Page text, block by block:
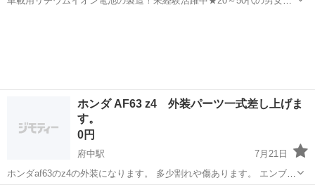
ホンダ AF63 z4 外装パーツ一式差し上げま
す。
0円
府中駅
7月21日
ホンダaf63のz4の外装になります。 多少割れや傷あります。 エンブレ